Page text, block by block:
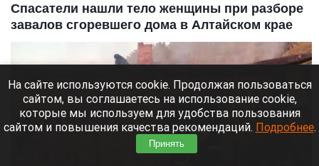
Спасатели нашли тело женщины при разборе
завалов сгоревшего дома в Алтайском крае
На сайте используются cookie. Продолжая пользоваться
сайтом, вы соглашаетесь на использование cookie,
которые мы используем для удобства пользования
сайтом и повышения качества рекомендаций. Подробнее.
Принять